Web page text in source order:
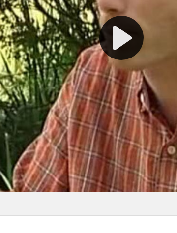
livres sur un
Brèves